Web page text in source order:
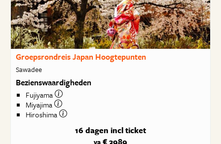
Groepsrondreis Japan Hoogtepunten
Sawadee
Bezienswaardigheden
Fujiyama
Miyajima
Hiroshima
16 dagen incl ticket
va € 3989